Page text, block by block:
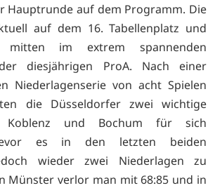
Hauptrunde auf dem Programm. Die
auf dem 16. Tabellenplatz und
mitten im extrem spannenden
diesjährigen ProA. Nach einer
Niederlagenserie von acht Spielen
die Düsseldorfer zwei wichtige
Koblenz und Bochum für sich
es in den letzten beiden
wieder zwei Niederlagen zu
Münster verlor man mit 68:85 und in